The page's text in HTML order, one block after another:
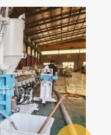
क्याबिनेट